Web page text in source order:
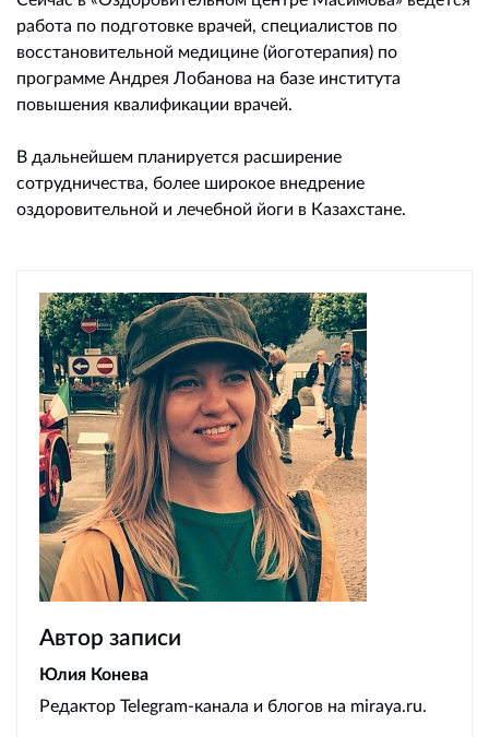
работа по подготовке врачей, специалистов по
восстановительной медицине (йоготерапия) по
программе Андрея Лобанова на базе института
повышения квалификации врачей.
В дальнейшем планируется расширение
сотрудничества, более широкое внедрение
оздоровительной и лечебной йоги в Казахстане.
Автор записи
Юлия Конева
Редактор Telegram-канала и блогов на miraya.ru.